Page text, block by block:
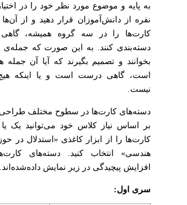
به پایه‌ و موضوع مورد نظر خود را در
نفره از دانش‌آموزان قرار دهید و از آن‌ها
کارت‌ها را در سه گروه همیشه، گاهی
دسته‌بندی کنند. به این صورت که
بخوانند و تصمیم بگیرند که آیا آن
است، گاهی درست است و یا اینکه
نیست.
دسته‌های کارت‌ها در سطوح مختلف
بر اساس نیاز کلاس خود می‌توانید یک
کارت‌ها را از ابزار کاغذی «استدلال در
هندسی» انتخاب کنید. دسته‌های
افزایش پیچیدگی در زیر نمایش داده‌شده‌اند.
سری اول: